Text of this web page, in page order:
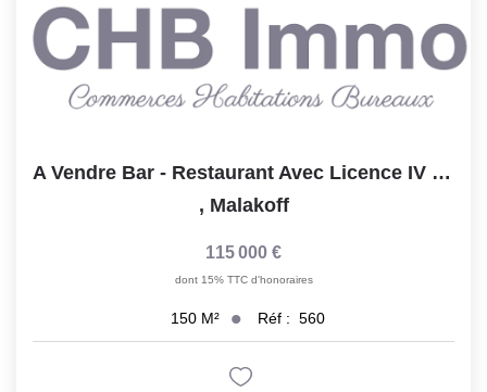
A Vendre Bar - Restaurant Avec Licence IV - 66 Couverts En...
, Malakoff
115 000 €
dont 15% TTC d'honoraires
150 M² Réf : 560